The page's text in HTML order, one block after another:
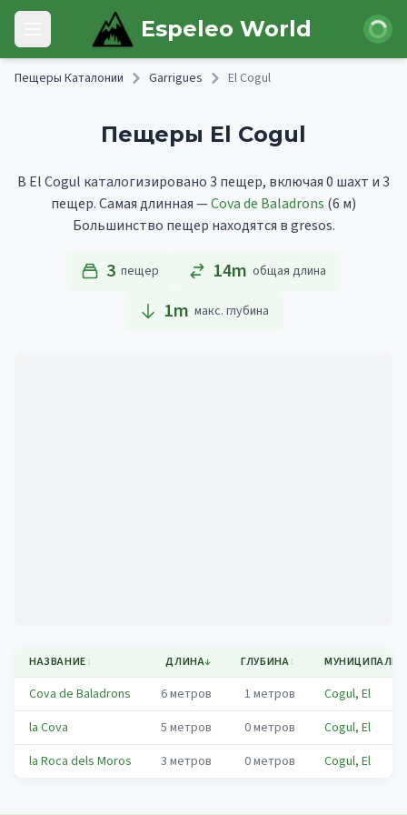
Skip to main content
Open main menu Espeleo World Войти
Пещеры Каталонии Garrigues El Cogul
Пещеры El Cogul
В El Cogul каталогизировано 3 пещер, включая 0 шахт и 3
пещер.Самая длинная —Cova de Baladrons (6 м)
Большинство пещер находятся в gresos.
3 пещер 14m общая длина
1m макс. глубина
НАЗВАНИЕ↕ ДЛИНА↓ ГЛУБИНА↕
Cova de Baladrons 6метров 1 метров
Cogul, El
la Cova
5 метров 0метров
Cogul, El
la Roca dels Moros
3 метров 0метров Cogul, El